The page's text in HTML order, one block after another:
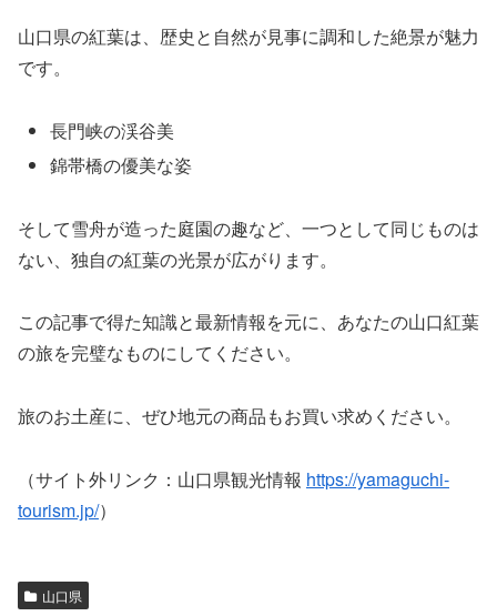
山口県の紅葉は、歴史と自然が見事に調和した絶景が魅力
です。
長門峡の渓谷美
錦帯橋の優美な姿
そして雪舟が造った庭園の趣など、一つとして同じものは
ない、独自の紅葉の光景が広がります。
この記事で得た知識と最新情報を元に、あなたの山口紅葉
の旅を完璧なものにしてください。
旅のお土産に、ぜひ地元の商品もお買い求めください。
（サイト外リンク：山口県観光情報 https://yamaguchi-
tourism.jp/）
山口県